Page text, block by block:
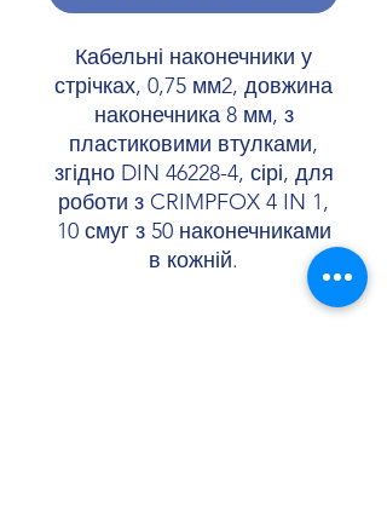
Кабельні наконечники у
стрічках, 0,75 мм2, довжина
наконечника 8 мм, з
пластиковими втулками,
згідно DIN 46228-4, сірі, для
роботи з CRIMPFOX 4 IN 1,
10 смуг з 50 наконечниками
в кожній.